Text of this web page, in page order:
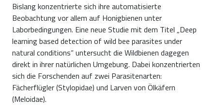
Bislang konzentrierte sich ihre automatisierte
Beobachtung vor allem auf Honigbienen unter
Laborbedingungen. Eine neue Studie mit dem Titel „Deep
learning based detection of wild bee parasites under
natural conditions“ untersucht die Wildbienen dagegen
direkt in ihrer natürlichen Umgebung. Dabei konzentrierten
sich die Forschenden auf zwei Parasitenarten:
Fächerflügler (Stylopidae) und Larven von Ölkäfern
(Meloidae).